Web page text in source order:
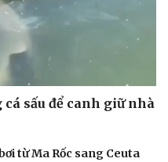
sấu để canh giữ nhà
từ Ma Rốc sang Ceuta